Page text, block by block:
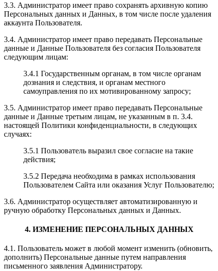
3.3. Администратор имеет право сохранять архивную копию
Персональных данных и Данных, в том числе после удаления
аккаунта Пользователя.
3.4. Администратор имеет право передавать Персональные
данные и Данные Пользователя без согласия Пользователя
следующим лицам:
3.4.1 Государственным органам, в том числе органам
дознания и следствия, и органам местного
самоуправления по их мотивированному запросу;
3.5. Администратор имеет право передавать Персональные
данные и Данные третьим лицам, не указанным в п. 3.4.
настоящей Политики конфиденциальности, в следующих
случаях:
3.5.1 Пользователь выразил свое согласие на такие
действия;
3.5.2 Передача необходима в рамках использования
Пользователем Сайта или оказания Услуг Пользователю;
3.6. Администратор осуществляет автоматизированную и
ручную обработку Персональных данных и Данных.
4. ИЗМЕНЕНИЕ ПЕРСОНАЛЬНЫХ ДАННЫХ
4.1. Пользователь может в любой момент изменить (обновить,
дополнить) Персональные данные путем направления
письменного заявления Администратору.